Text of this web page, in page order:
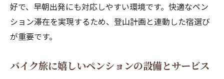
好で、早朝出発にも対応しやすい環境です。快適なペン
ション滞在を実現するため、登山計画と連動した宿選び
が重要です。
バイク旅に嬉しいペンションの設備とサービス